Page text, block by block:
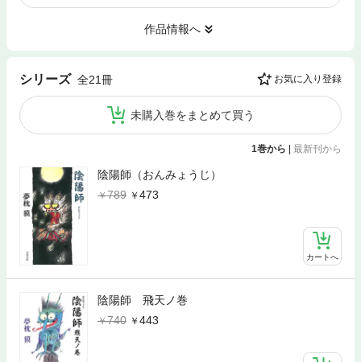
作品情報へ
シリーズ 全21冊 お気に入り登録
未購入巻をまとめて買う
1巻から 最新刊から
陰陽師（おんみょうじ）
789
473
カートへ
陰陽師 飛天ノ巻
740
443